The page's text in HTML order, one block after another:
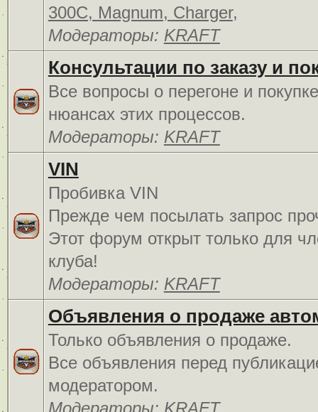
300C, Magnum, Charger,
Модераторы: KRAFT
Консультации по заказу и
Все вопросы о перегоне и
нюансах этих процессов.
Модераторы: KRAFT
VIN
Пробивка VIN
Прежде чем посылать запрос
Этот форум открыт только для
клуба!
Модераторы: KRAFT
Объявления о продаже
Только объявления о продаже.
Все объявления перед
модератором.
Модераторы: KRAFT